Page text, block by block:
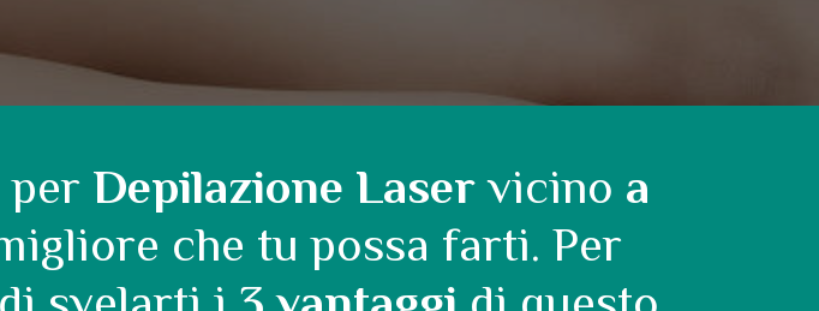
Depilazione Laservicino a
che tu possa farti. Per